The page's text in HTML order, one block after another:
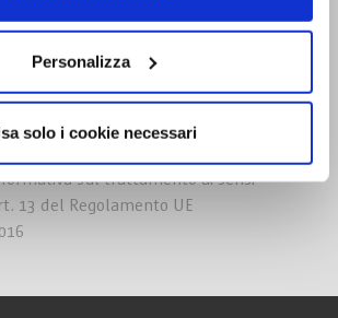
Personalizza
solo i cookie necessari
sul trattamento ai sensi
13 del Regolamento UE